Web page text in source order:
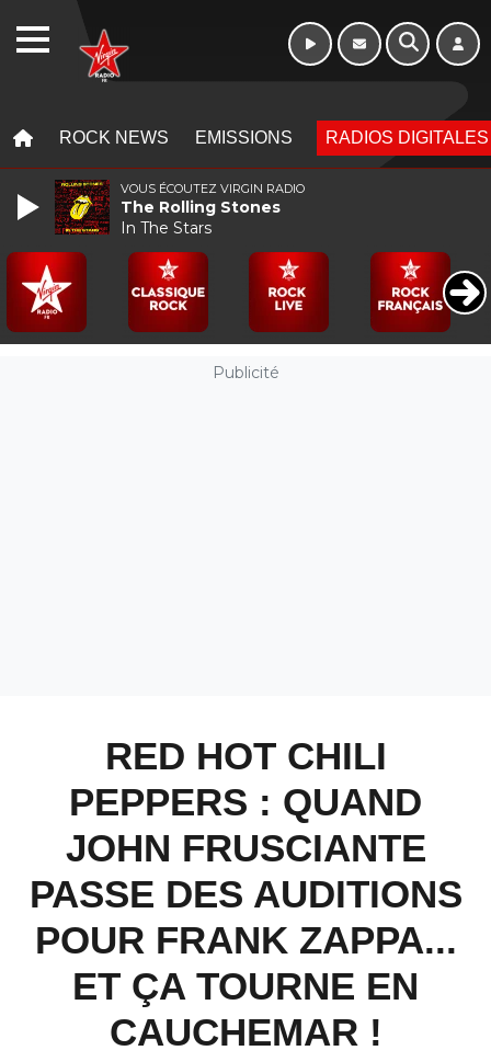
ROCK NEWS EMISSIONS RADIOS DIGITALES
Publicité
RED HOT CHILI
PEPPERS : QUAND
JOHN FRUSCIANTE
PASSE DES AUDITIONS
POUR FRANK ZAPPA...
ET ÇA TOURNE EN
CAUCHEMAR !
VOUS ÉCOUTEZ VIRGIN RADIO
The Rolling Stones
In The Stars
WEBRADIO 10h - 13h